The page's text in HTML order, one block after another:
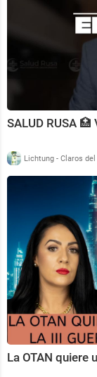
SALUD RUSA
Lichtung - Claros
La OTAN quiere